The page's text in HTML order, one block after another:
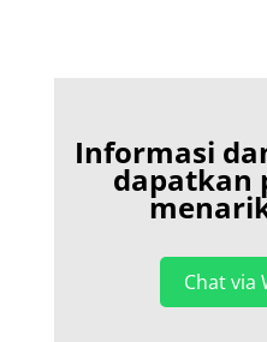
Informasi
dapatkan
Chat via